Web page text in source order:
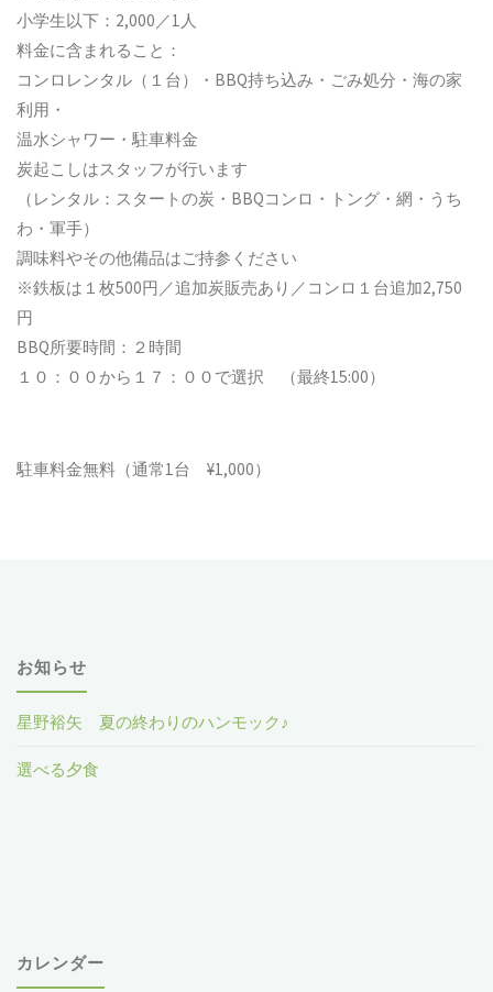
小学生以下：2,000／1人
料金に含まれること：
コンロレンタル（１台）・BBQ持ち込み・ごみ処分・海の家
利用・
温水シャワー・駐車料金
炭起こしはスタッフが行います
（レンタル：スタートの炭・BBQコンロ・トング・網・うち
わ・軍手）
調味料やその他備品はご持参ください
※鉄板は１枚500円／追加炭販売あり／コンロ１台追加2,750
円
BBQ所要時間：２時間
１０：００から１７：００で選択 （最終15:00）
駐車料金無料（通常1台 ¥1,000）
お知らせ
星野裕矢 夏の終わりのハンモック♪
選べる夕食
カレンダー